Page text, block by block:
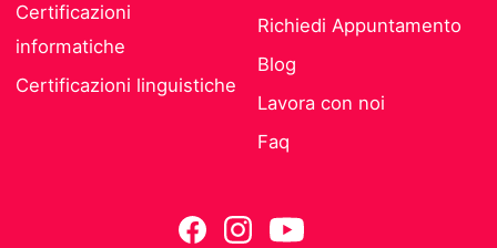
Certificazioni
informatiche
Certificazioni linguistiche
Richiedi Appuntamento
Blog
Lavora con noi
Faq